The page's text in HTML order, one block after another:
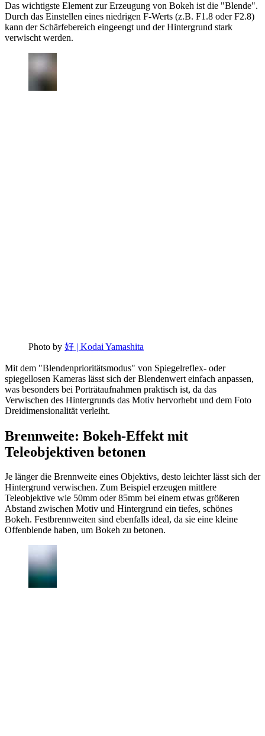
Das wichtigste Element zur Erzeugung von Bokeh ist die "Blende".
Durch das Einstellen eines niedrigen F-Werts (z.B. F1.8 oder F2.8)
kann der Schärfebereich eingeengt und der Hintergrund stark
verwischt werden.
Photo by 好 | Kodai Yamashita
Mit dem "Blendenprioritätsmodus" von Spiegelreflex- oder
spiegellosen Kameras lässt sich der Blendenwert einfach anpassen,
was besonders bei Porträtaufnahmen praktisch ist, da das
Verwischen des Hintergrunds das Motiv hervorhebt und dem Foto
Dreidimensionalität verleiht.
Brennweite: Bokeh-Effekt mit
Teleobjektiven betonen
Je länger die Brennweite eines Objektivs, desto leichter lässt sich der
Hintergrund verwischen. Zum Beispiel erzeugen mittlere
Teleobjektive wie 50mm oder 85mm bei einem etwas größeren
Abstand zwischen Motiv und Hintergrund ein tiefes, schönes
Bokeh. Festbrennweiten sind ebenfalls ideal, da sie eine kleine
Offenblende haben, um Bokeh zu betonen.